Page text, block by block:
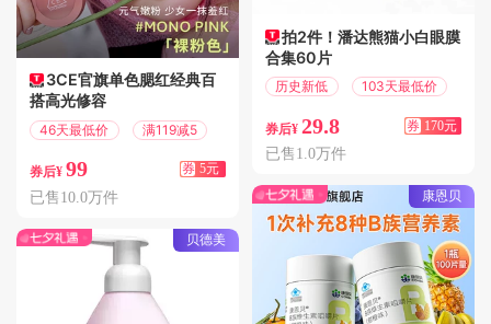
3CE官旗单色腮红经典百
搭高光修容
46天最低价 满119减5
券后¥ 99 券 5元
已售10.0万件
贝德美
拍2件！潘达熊猫小白眼膜
合集60片
历史新低 103天最低价
券后¥ 29.8 券 170元
已售1.0万件
康恩贝